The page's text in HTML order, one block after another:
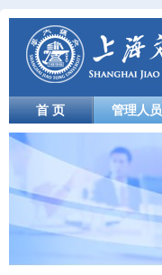
首 页 管理人员